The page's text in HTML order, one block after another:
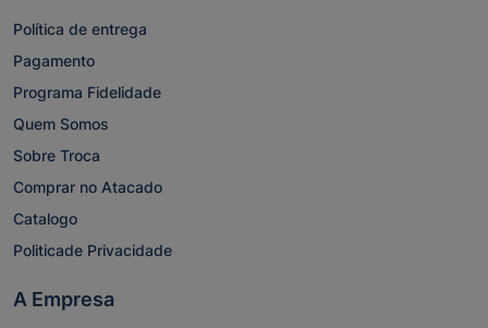
Política de entrega
Pagamento
Programa Fidelidade
Quem Somos
Sobre Troca
Comprar no Atacado
Catalogo
Politicade Privacidade
A Empresa